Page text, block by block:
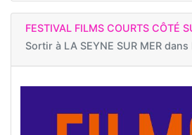
FESTIVAL FILMS COURTS CÔTÉ
Sortir à LA SEYNE SUR MER dans